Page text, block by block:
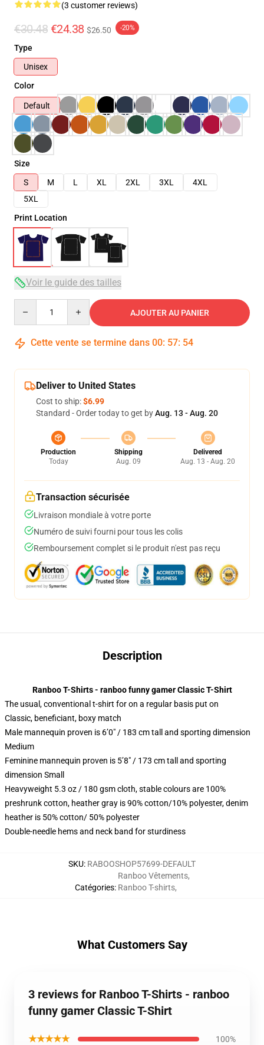
(3 customer reviews)
€30.48 €24.38 $26.50 -20%
Type
Unisex
Color
Default
Size
S
M L XL 2XL 3XL
4XL
5XL
Print Location
Voir le guide des tailles
AJOUTER AU PANIER
Cette vente se termine dans 00: 57: 54
Deliver to United States
Cost to ship:$6.99
Standard - Order today to get byAug. 13 - Aug. 20
Production
Today
Shipping
Aug. 09
Delivered
Aug. 13 - Aug. 20
Transaction sécurisée
Livraison mondiale à votre porte
Numéro de suivi fourni pour tous les colis
Remboursement complet si le produit n'est pas reçu
Description
Ranboo T-Shirts - ranboo funny gamer Classic T-Shirt
The usual, conventional t-shirt for on a regular basis put on
Classic, beneficiant, boxy match
Male mannequin proven is 6’0″ / 183 cm tall and sporting dimension
Medium
Feminine mannequin proven is 5’8″ / 173 cm tall and sporting
dimension Small
Heavyweight 5.3 oz / 180 gsm cloth, stable colours are 100%
preshrunk cotton, heather gray is 90% cotton/10% polyester, denim
heather is 50% cotton/ 50% polyester
Double-needle hems and neck band for sturdiness
SKU: RABOOSHOP57699-DEFAULT
Catégories:
Ranboo Vêtements,
Ranboo T-shirts,
What Customers Say
3 reviews for Ranboo T-Shirts - ranboo
funny gamer Classic T-Shirt
★★★★★ 100%